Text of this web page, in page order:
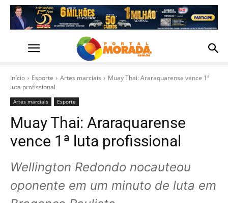
Início Esporte Artes marciais
Muay Thai: Araraquarense vence 1ª
luta profissional
Artes marciais Esporte
Muay Thai: Araraquarense
vence 1ª luta profissional
Wellington Redondo nocauteou
oponente em um minuto de luta em